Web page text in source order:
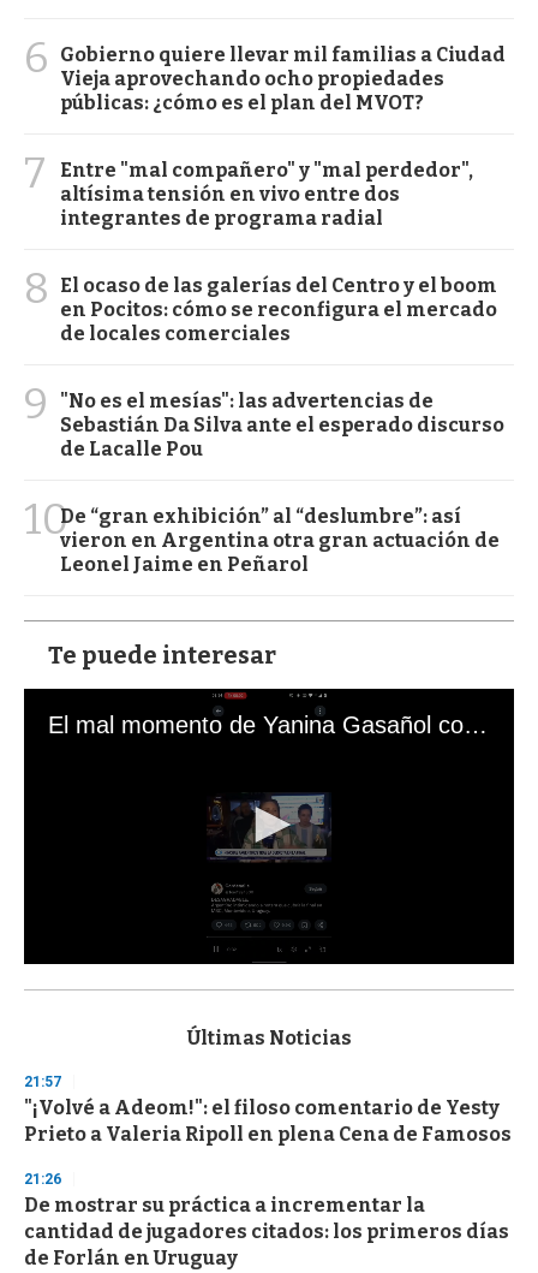
6
Gobierno quiere llevar mil familias a Ciudad
Vieja aprovechando ocho propiedades
públicas: ¿cómo es el plan del MVOT?
7
Entre "mal compañero" y "mal perdedor",
altísima tensión en vivo entre dos
integrantes de programa radial
8
El ocaso de las galerías del Centro y el boom
en Pocitos: cómo se reconfigura el mercado
de locales comerciales
9
"No es el mesías": las advertencias de
Sebastián Da Silva ante el esperado discurso
de Lacalle Pou
10De “gran exhibición” al “deslumbre”: así
vieron en Argentina otra gran actuación de
Leonel Jaime en Peñarol
Te puede interesar
El mal momento de Yanina Gasañol con un hincha argentino en "Subrayado"
s
d
s
o
f
3
s
e
c
o
Últimas Noticias
21:57
"¡Volvé a Adeom!": el filoso comentario de Yesty
Prieto a Valeria Ripoll en plena Cena de Famosos
21:26
De mostrar su práctica a incrementar la
cantidad de jugadores citados: los primeros días
de Forlán en Uruguay